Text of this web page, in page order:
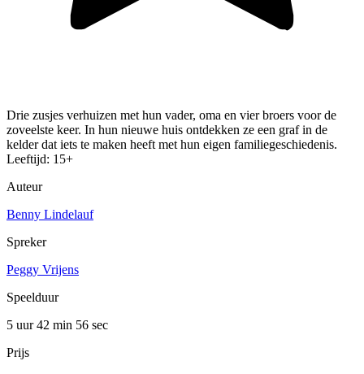
Drie zusjes verhuizen met hun vader, oma en vier broers voor de
zoveelste keer. In hun nieuwe huis ontdekken ze een graf in de
kelder dat iets te maken heeft met hun eigen familiegeschiedenis.
Leeftijd: 15+
Auteur
Benny Lindelauf
Spreker
Peggy Vrijens
Speelduur
5 uur 42 min 56 sec
Prijs